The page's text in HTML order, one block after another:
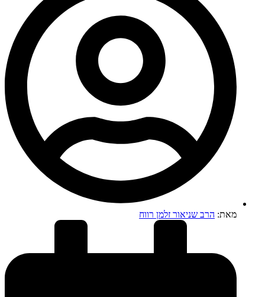
מאת: הרב שניאור זלמן רווח